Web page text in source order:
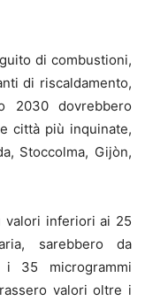
di combustioni,
di riscaldamento,
2030 dovrebbero
città più inquinate,
Stoccolma, Gijòn,
valori inferiori ai 25
sarebbero da
35 microgrammi
valori oltre i